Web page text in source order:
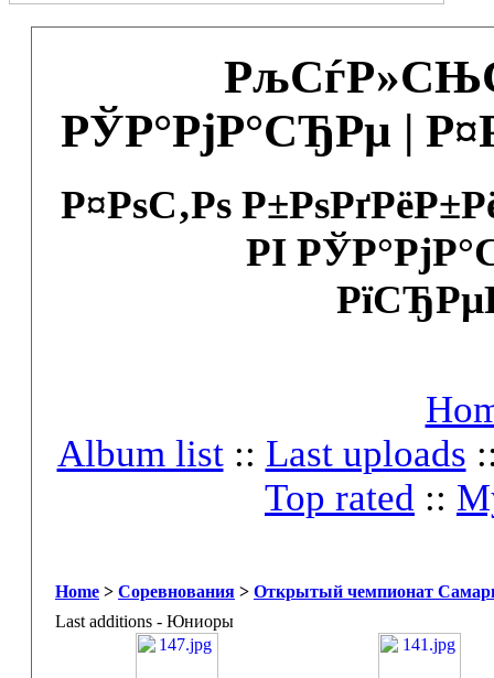
РЎР°РјР°СЂРµ |
Р¤РѕС‚Рѕ
РІ
Album list:: Last uploads
Top rated ::
Home > Соревнования > Открытый чемпионат
Last additions - Юниоры